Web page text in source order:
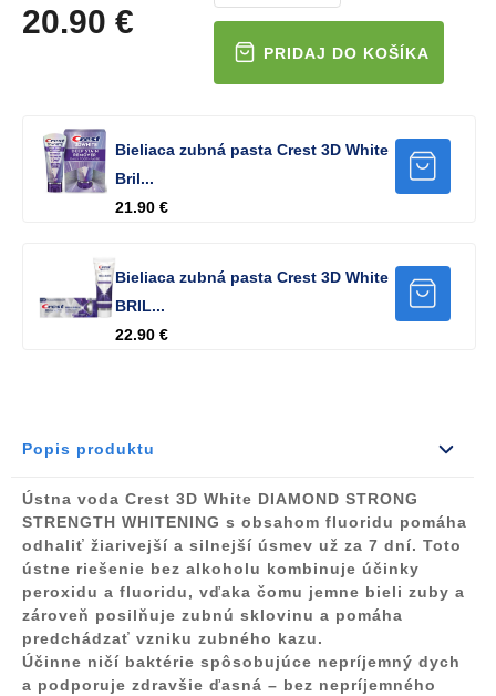
20.90 €
Bieliaca zubná pasta Crest 3D White
Bril...
21.90 €
Bieliaca zubná pasta Crest 3D White
BRIL...
22.90 €
Popis produktu
Ústna voda Crest 3D White DIAMOND STRONG
STRENGTH WHITENING s obsahom fluoridu pomáha
odhaliť žiarivejší a silnejší úsmev už za 7 dní. Toto
ústne riešenie bez alkoholu kombinuje účinky
peroxidu a fluoridu, vďaka čomu jemne bieli zuby a
zároveň posilňuje zubnú sklovinu a pomáha
predchádzať vzniku zubného kazu.
Účinne ničí baktérie spôsobujúce nepríjemný dych
a podporuje zdravšie ďasná – bez nepríjemného